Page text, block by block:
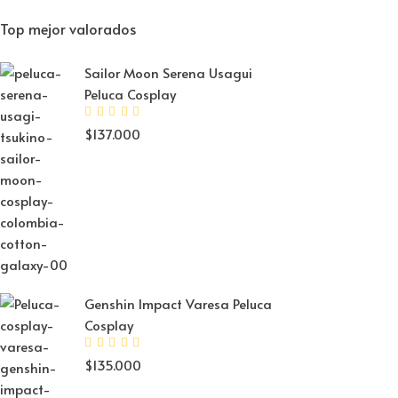
Top mejor valorados
Sailor Moon Serena Usagui
Peluca Cosplay
$137.000
Genshin Impact Varesa Peluca
Cosplay
$135.000